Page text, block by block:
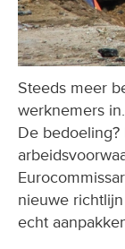
Steeds meer
werknemers
De
nieuwe
echt